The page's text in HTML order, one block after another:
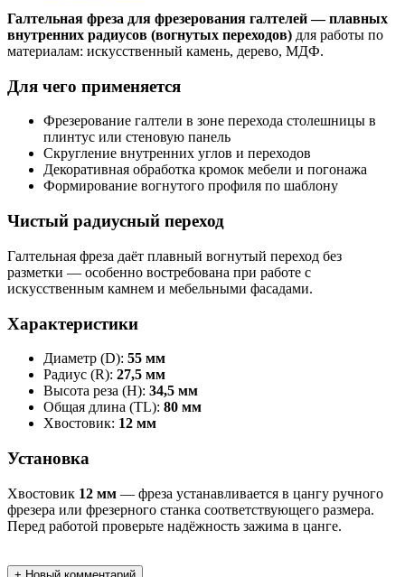
Галтельная фреза для фрезерования галтелей — плавных
внутренних радиусов (вогнутых переходов) для работы по
материалам: искусственный камень, дерево, МДФ.
Для чего применяется
Фрезерование галтели в зоне перехода столешницы в
плинтус или стеновую панель
Скругление внутренних углов и переходов
Декоративная обработка кромок мебели и погонажа
Формирование вогнутого профиля по шаблону
Чистый радиусный переход
Галтельная фреза даёт плавный вогнутый переход без
разметки — особенно востребована при работе с
искусственным камнем и мебельными фасадами.
Характеристики
Диаметр (D): 55 мм
Радиус (R): 27,5 мм
Высота реза (H): 34,5 мм
Общая длина (TL): 80 мм
Хвостовик: 12 мм
Установка
Хвостовик 12 мм — фреза устанавливается в цангу ручного
фрезера или фрезерного станка соответствующего размера.
Перед работой проверьте надёжность зажима в цанге.